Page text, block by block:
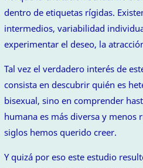
dentro de etiquetas rígidas.
intermedios, variabilidad
experimentar el deseo, la
Tal vez el verdadero interés de
consista en descubrir quién es
bisexual, sino en comprender
humana es más diversa y menos
siglos hemos querido creer.
Y quizá por eso este estudio